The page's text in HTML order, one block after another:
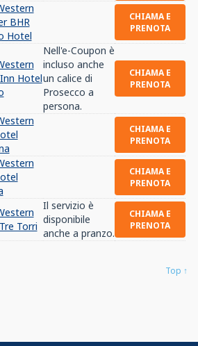
BHR
Hotel
CHIAMA E
PRENOTA
Hotel
Nell'e-Coupon è
incluso anche
un calice di
Prosecco a
persona.
CHIAMA E
PRENOTA
CHIAMA E
PRENOTA
CHIAMA E
PRENOTA
Torri
Il servizio è
disponibile
anche a pranzo.
CHIAMA E
PRENOTA
Top ↑